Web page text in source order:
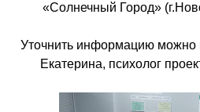
«Солнечный Город»
Уточнить информацию можно
Екатерина, психолог